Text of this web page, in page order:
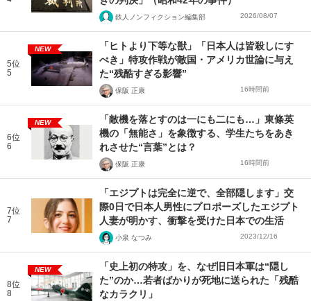
鉄人ノンフィクション編集部 2026/08/07
5位
5
NEW
「ヒトより下等な獣」「日本人は皆殺しにす
べき」特攻作戦が敵国・アメリカ世論に与え
た“残酷すぎる影響”
保阪 正康 16時間前
6位
6
NEW
「敵機を落とすのは一にも二にも…」東條英
機の「無能さ」を象徴する、学生たちをあき
れさせた“言葉”とは？
保阪 正康 16時間前
7位
7
「エジプトは完全に逆で、全部隠します」交
際0日で日本人男性にプロポーズしたエジプト
人妻が明かす、衝撃を受けた日本での生活
小泉 なつみ 2023/12/16
8位
8
NEW
「史上初の特攻」を、なぜ旧日本軍は“隠し
た”のか…若者ばかりが死地に送られた「残酷
なカラクリ」